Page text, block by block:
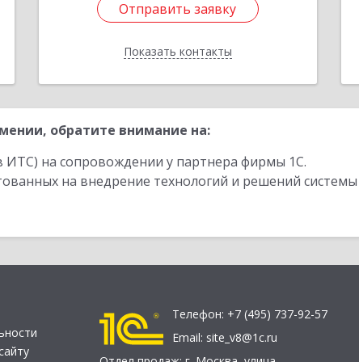
Отправить заявку
Показать контакты
Отправить заявку
Назад
обратите внимание на:
ИТС) на сопровождении у партнера фирмы 1С.
на внедрение технологий и решений
Телефон: +7 (495) 737-92-57
Email: site_v8@1c.ru